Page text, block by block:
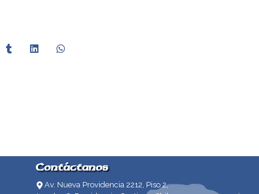
Contáctanos
Av. Nueva Providencia 2212, Piso 2,